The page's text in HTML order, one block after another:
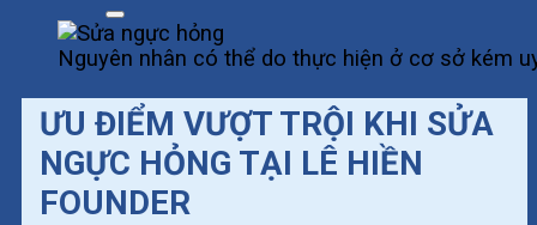
Nguyên nhân có thể do thực hiện ở cơ sở kém
ƯU ĐIỂM VƯỢT TRỘI KHI SỬA
NGỰC HỎNG TẠI LÊ HIỀN
FOUNDER